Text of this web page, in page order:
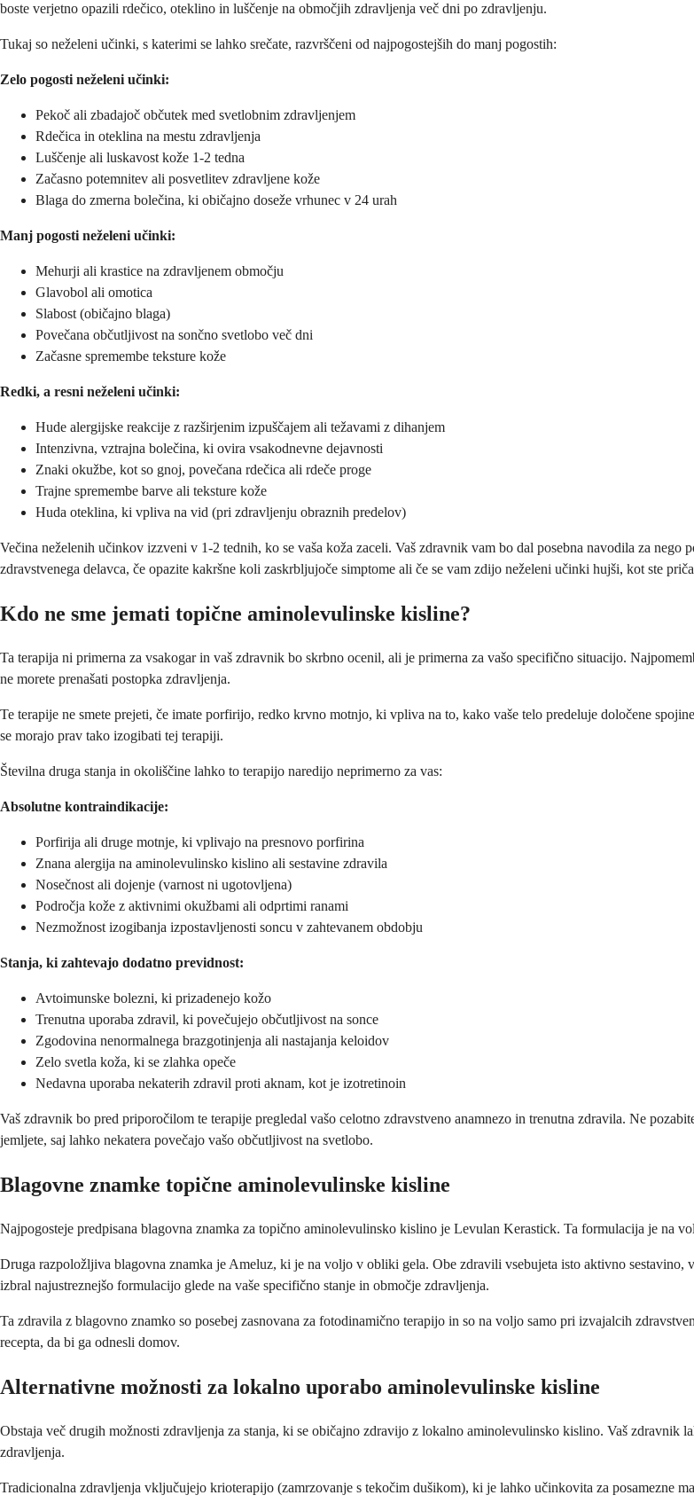
boste verjetno opazili rdečico, oteklino in luščenje na območjih zdravljenja več dni po zdravljenju.
Tukaj so neželeni učinki, s katerimi se lahko srečate, razvrščeni od najpogostejših do manj pogostih:
Zelo pogosti neželeni učinki:
Pekoč ali zbadajoč občutek med svetlobnim zdravljenjem
Rdečica in oteklina na mestu zdravljenja
Luščenje ali luskavost kože 1-2 tedna
Začasno potemnitev ali posvetlitev zdravljene kože
Blaga do zmerna bolečina, ki običajno doseže vrhunec v 24 urah
Manj pogosti neželeni učinki:
Mehurji ali krastice na zdravljenem območju
Glavobol ali omotica
Slabost (običajno blaga)
Povečana občutljivost na sončno svetlobo več dni
Začasne spremembe teksture kože
Redki, a resni neželeni učinki:
Hude alergijske reakcije z razširjenim izpuščajem ali težavami z dihanjem
Intenzivna, vztrajna bolečina, ki ovira vsakodnevne dejavnosti
Znaki okužbe, kot so gnoj, povečana rdečica ali rdeče proge
Trajne spremembe barve ali teksture kože
Huda oteklina, ki vpliva na vid (pri zdravljenju obraznih predelov)
Večina neželenih učinkov izzveni v 1-2 tednih, ko se vaša koža zaceli. Vaš zdravnik vam bo dal posebna navodila za
zdravstvenega delavca, če opazite kakršne koli zaskrbljujoče simptome ali če se vam zdijo neželeni učinki hujši, kot ste
Kdo ne sme jemati topične aminolevulinske kisline?
Ta terapija ni primerna za vsakogar in vaš zdravnik bo skrbno ocenil, ali je primerna za vašo specifično situacijo.
ne morete prenašati postopka zdravljenja.
Te terapije ne smete prejeti, če imate porfirijo, redko krvno motnjo, ki vpliva na to, kako vaše telo predeluje določene
se morajo prav tako izogibati tej terapiji.
Številna druga stanja in okoliščine lahko to terapijo naredijo neprimerno za vas:
Absolutne kontraindikacije:
Porfirija ali druge motnje, ki vplivajo na presnovo porfirina
Znana alergija na aminolevulinsko kislino ali sestavine zdravila
Nosečnost ali dojenje (varnost ni ugotovljena)
Področja kože z aktivnimi okužbami ali odprtimi ranami
Nezmožnost izogibanja izpostavljenosti soncu v zahtevanem obdobju
Stanja, ki zahtevajo dodatno previdnost:
Avtoimunske bolezni, ki prizadenejo kožo
Trenutna uporaba zdravil, ki povečujejo občutljivost na sonce
Zgodovina nenormalnega brazgotinjenja ali nastajanja keloidov
Zelo svetla koža, ki se zlahka opeče
Nedavna uporaba nekaterih zdravil proti aknam, kot je izotretinoin
Vaš zdravnik bo pred priporočilom te terapije pregledal vašo celotno zdravstveno anamnezo in trenutna zdravila. Ne
jemljete, saj lahko nekatera povečajo vašo občutljivost na svetlobo.
Blagovne znamke topične aminolevulinske kisline
Najpogosteje predpisana blagovna znamka za topično aminolevulinsko kislino je Levulan Kerastick. Ta formulacija je na
Druga razpoložljiva blagovna znamka je Ameluz, ki je na voljo v obliki gela. Obe zdravili vsebujeta isto aktivno
izbral najustreznejšo formulacijo glede na vaše specifično stanje in območje zdravljenja.
Ta zdravila z blagovno znamko so posebej zasnovana za fotodinamično terapijo in so na voljo samo pri izvajalcih
recepta, da bi ga odnesli domov.
Alternativne možnosti za lokalno uporabo aminolevulinske kisline
Obstaja več drugih možnosti zdravljenja za stanja, ki se običajno zdravijo z lokalno aminolevulinsko kislino. Vaš zdravnik
zdravljenja.
Tradicionalna zdravljenja vključujejo krioterapijo (zamrzovanje s tekočim dušikom), ki je lahko učinkovita za posamezne